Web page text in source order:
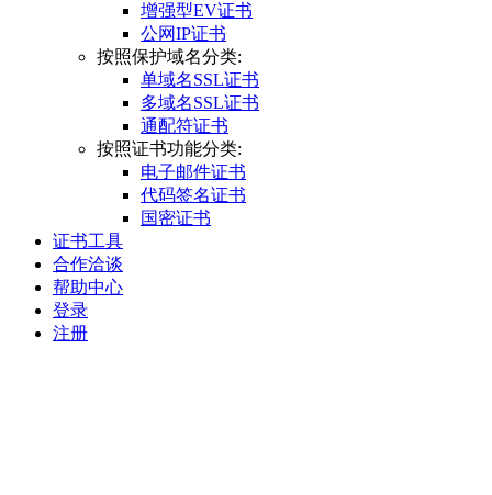
增强型EV证书
公网IP证书
按照保护域名分类:
单域名SSL证书
多域名SSL证书
通配符证书
按照证书功能分类:
电子邮件证书
代码签名证书
国密证书
证书工具
合作洽谈
帮助中心
登录
注册